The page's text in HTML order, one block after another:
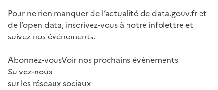
Pour ne rien manquer de l’actualité de data.gouv.fr et
de l’open data, inscrivez-vous à notre infolettre et
suivez nos événements.
Abonnez-vousVoir nos prochains évènements
Suivez-nous
sur les réseaux sociaux